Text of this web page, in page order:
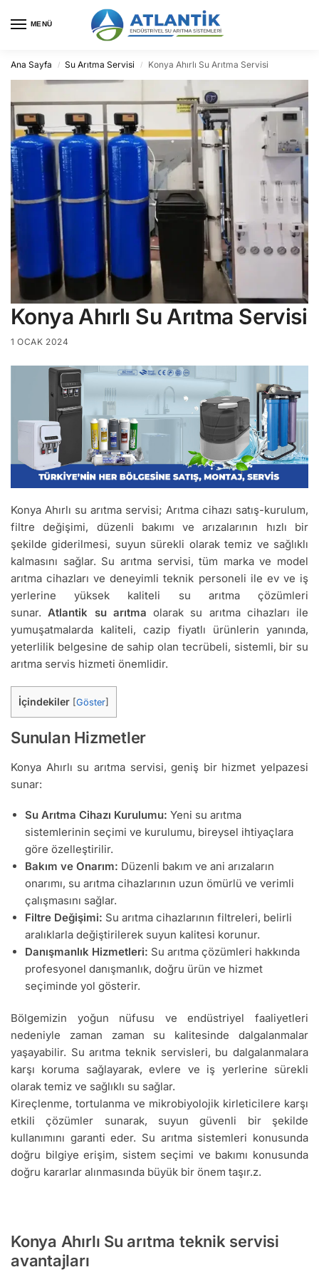
MENÜ
Ana Sayfa / Su Arıtma Servisi / Konya Ahırlı Su Arıtma Servisi
Konya Ahırlı Su Arıtma Servisi
1 OCAK 2024
Konya Ahırlı su arıtma servisi; Arıtma cihazı satış-kurulum,
filtre değişimi, düzenli bakımı ve arızalarının hızlı bir
şekilde giderilmesi, suyun sürekli olarak temiz ve sağlıklı
kalmasını sağlar. Su arıtma servisi, tüm marka ve model
arıtma cihazları ve deneyimli teknik personeli ile ev ve iş
yerlerine yüksek kaliteli su arıtma çözümleri
sunar.Atlantik su arıtma olarak su arıtma cihazları ile
yumuşatmalarda kaliteli, cazip fiyatlı ürünlerin yanında,
yeterlilik belgesine de sahip olan tecrübeli, sistemli, bir su
arıtma servis hizmeti önemlidir.
İçindekiler [Göster]
Sunulan Hizmetler
Konya Ahırlı su arıtma servisi, geniş bir hizmet yelpazesi
sunar:
Su Arıtma Cihazı Kurulumu: Yeni su arıtma
sistemlerinin seçimi ve kurulumu, bireysel ihtiyaçlara
göre özelleştirilir.
Bakım ve Onarım: Düzenli bakım ve ani arızaların
onarımı, su arıtma cihazlarının uzun ömürlü ve verimli
çalışmasını sağlar.
Filtre Değişimi: Su arıtma cihazlarının filtreleri, belirli
aralıklarla değiştirilerek suyun kalitesi korunur.
Danışmanlık Hizmetleri: Su arıtma çözümleri hakkında
profesyonel danışmanlık, doğru ürün ve hizmet
seçiminde yol gösterir.
Bölgemizin yoğun nüfusu ve endüstriyel faaliyetleri
nedeniyle zaman zaman su kalitesinde dalgalanmalar
yaşayabilir. Su arıtma teknik servisleri, bu dalgalanmalara
karşı koruma sağlayarak, evlere ve iş yerlerine sürekli
olarak temiz ve sağlıklı su sağlar.
Kireçlenme, tortulanma ve mikrobiyolojik kirleticilere karşı
etkili çözümler sunarak, suyun güvenli bir şekilde
kullanımını garanti eder. Su arıtma sistemleri konusunda
doğru bilgiye erişim, sistem seçimi ve bakımı konusunda
doğru kararlar alınmasında büyük bir önem taşır.z.
Konya Ahırlı Su arıtma teknik servisi
avantajları